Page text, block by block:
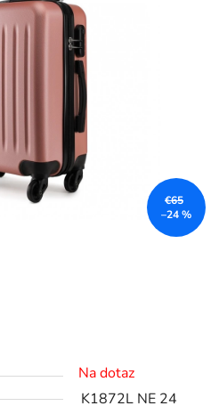
Na dotaz
K1872L NE 24
€65
–24 %